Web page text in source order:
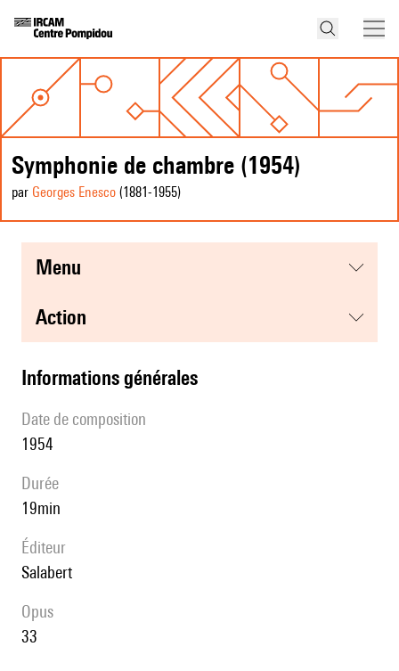
Symphonie de chambre (1954)
par Georges Enesco (1881-1955)
menu
action
informations générales
date de composition
1954
durée
19min
éditeur
Salabert
Opus
33